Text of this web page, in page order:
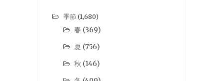
季節 (1,680)
春 (369)
夏 (756)
秋 (146)